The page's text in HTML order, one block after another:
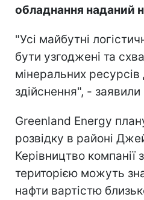
обладнання наданий
"Усі майбутні
бути узгоджені та
мінеральних ресурсів
здійснення", - заявили
Greenland Energy
розвідку в районі
Керівництво компанії
територією можуть
нафти вартістю